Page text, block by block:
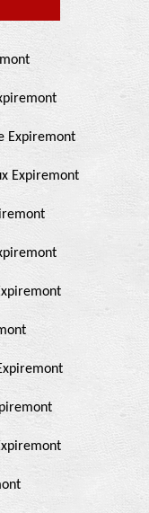
Expiremont
Expiremont